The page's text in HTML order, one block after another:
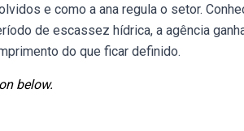
e como a ana regula o setor.
de escassez hídrica, a agência
do que ficar definido.
below.